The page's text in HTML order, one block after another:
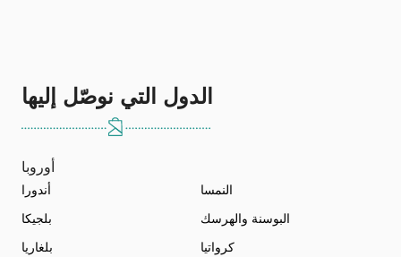
الدول التي نوصّل إليها
أوروبا
أندورا
النمسا
بلجيكا
البوسنة والهرسك
بلغاريا
كرواتيا